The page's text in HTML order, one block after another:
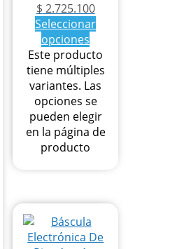
$ 2.725.100
Seleccionar
opciones
Este producto
tiene múltiples
variantes. Las
opciones se
pueden elegir
en la página de
producto